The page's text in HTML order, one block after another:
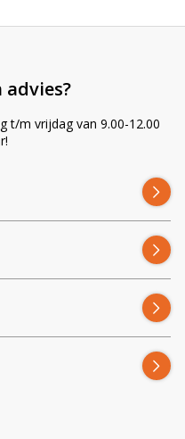
t/m vrijdag van 9.00-12.00